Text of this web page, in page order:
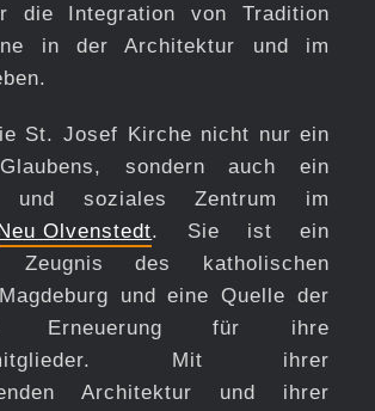
die Integration von Tradition
in der Architektur und im
St. Josef Kirche nicht nur ein
sondern auch ein
und soziales Zentrum im
Olvenstedt. Sie ist ein
Zeugnis des katholischen
und eine Quelle der
Erneuerung für ihre
Mit ihrer
Architektur und ihrer